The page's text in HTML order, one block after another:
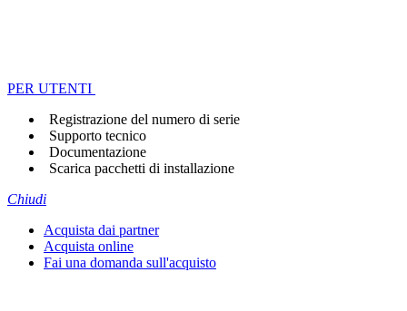
PER UTENTI
Registrazione del numero di serie
Supporto tecnico
Documentazione
Scarica pacchetti di installazione
Chiudi
Acquista dai partner
Acquista online
Fai una domanda sull'acquisto